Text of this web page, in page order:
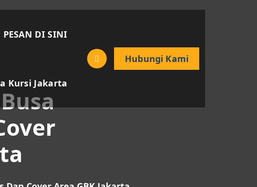
PESAN DI SINI
Kursi Jakarta
Hubungi Kami